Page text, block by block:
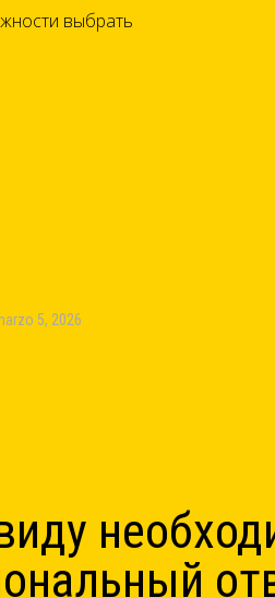
выбрать
5, 2026